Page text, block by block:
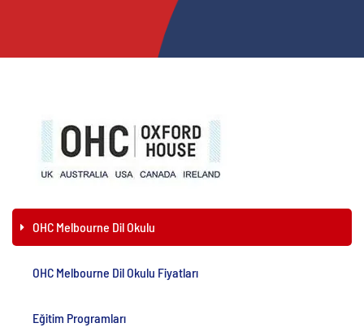
OHC Melbourne Dil Okulu
OHC Melbourne Dil Okulu Fiyatları
Eğitim Programları